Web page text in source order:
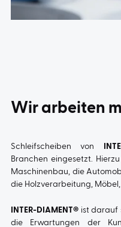
Wir arbeiten
Schleifscheiben von
Branchen eingesetzt.
Maschinenbau, die
die Holzverarbeitung,
INTER-DIAMENT®ist darauf
die Erwartungen der